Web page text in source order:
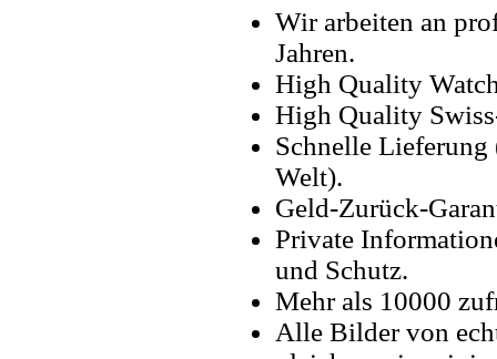
Wir arbeiten an
Jahren.
High Quality
High Quality
Schnelle Lieferung
Welt).
Geld-Zurück-
Private
und Schutz.
Mehr als 10000
Alle Bilder von